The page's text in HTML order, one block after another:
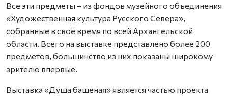
Все эти предметы – из фондов музейного объединения
«Художественная культура Русского Севера»,
собранные в своё время по всей Архангельской
области. Всего на выставке представлено более 200
предметов, большинст­во из них показаны широкому
зрителю впервые.
Выставка «Душа башеная» является частью проекта